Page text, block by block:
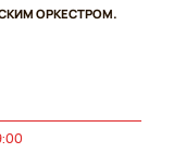
ОРКЕСТРОМ.